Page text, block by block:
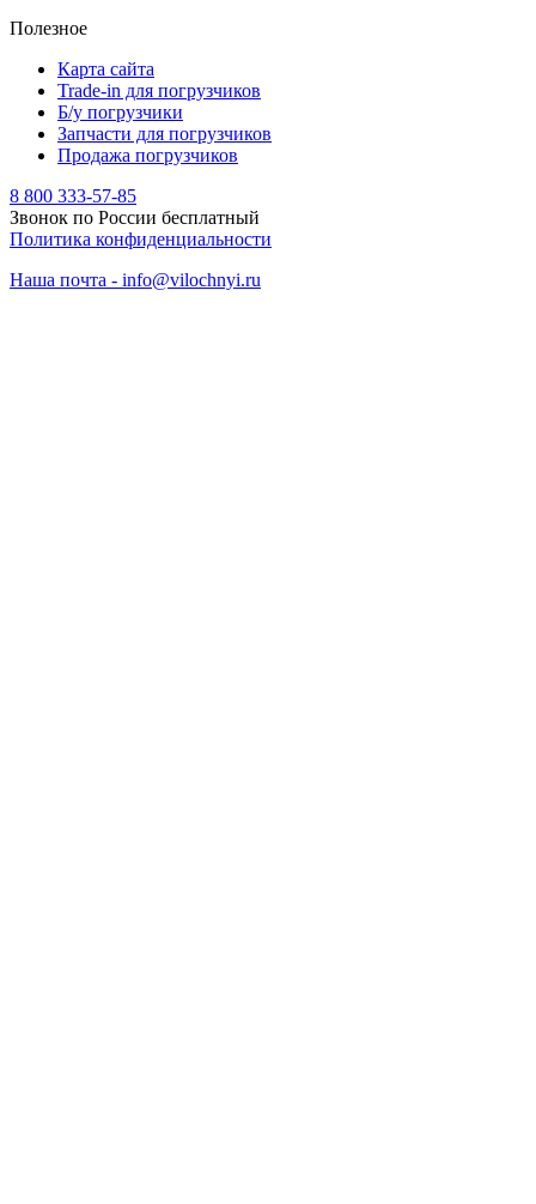
Полезное
Карта сайта
Trade-in для погрузчиков
Б/у погрузчики
Запчасти для погрузчиков
Продажа погрузчиков
8 800 333-57-85
Звонок по России бесплатный
Политика конфиденциальности
Наша почта - info@vilochnyi.ru